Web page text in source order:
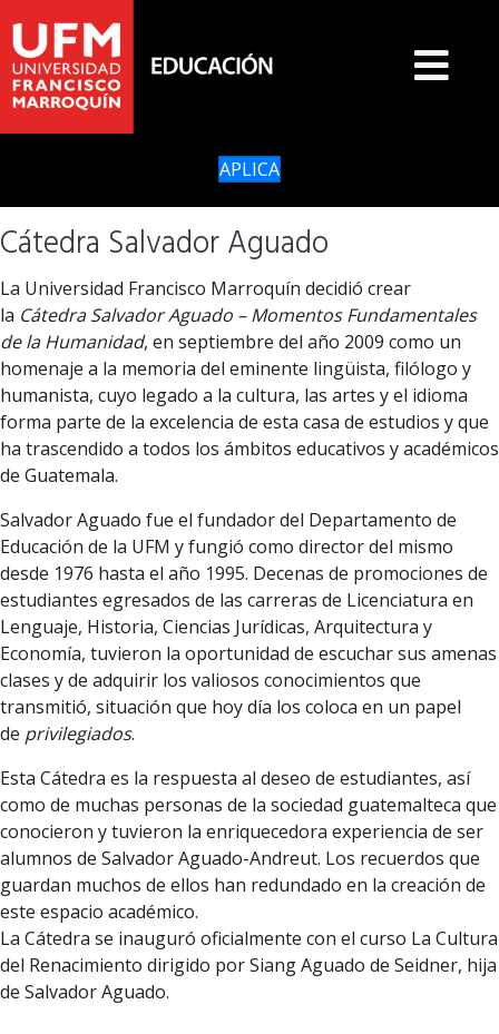
APLICA
Cátedra Salvador Aguado
La Universidad Francisco Marroquín decidió crear
la Cátedra Salvador Aguado – Momentos Fundamentales
de la Humanidad, en septiembre del año 2009 como un
homenaje a la memoria del eminente lingüista, filólogo y
humanista, cuyo legado a la cultura, las artes y el idioma
forma parte de la excelencia de esta casa de estudios y que
ha trascendido a todos los ámbitos educativos y académicos
de Guatemala.
Salvador Aguado fue el fundador del Departamento de
Educación de la UFM y fungió como director del mismo
desde 1976 hasta el año 1995. Decenas de promociones de
estudiantes egresados de las carreras de Licenciatura en
Lenguaje, Historia, Ciencias Jurídicas, Arquitectura y
Economía, tuvieron la oportunidad de escuchar sus amenas
clases y de adquirir los valiosos conocimientos que
transmitió, situación que hoy día los coloca en un papel
de privilegiados.
Esta Cátedra es la respuesta al deseo de estudiantes, así
como de muchas personas de la sociedad guatemalteca que
conocieron y tuvieron la enriquecedora experiencia de ser
alumnos de Salvador Aguado-Andreut. Los recuerdos que
guardan muchos de ellos han redundado en la creación de
este espacio académico.
La Cátedra se inauguró oficialmente con el curso La Cultura
del Renacimiento dirigido por Siang Aguado de Seidner, hija
de Salvador Aguado.